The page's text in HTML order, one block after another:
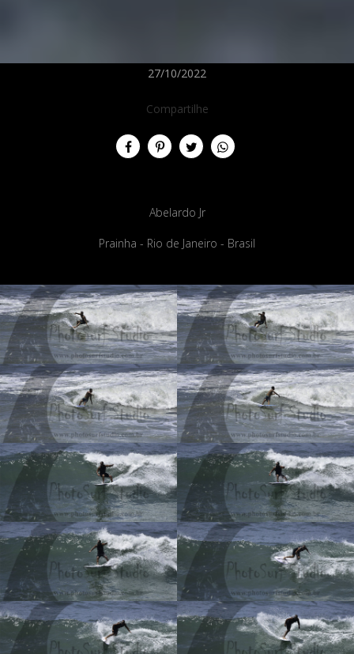
27/10/2022
Compartilhe
Abelardo Jr
Prainha - Rio de Janeiro - Brasil